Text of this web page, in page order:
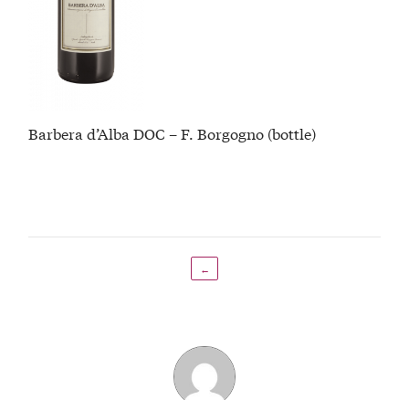
Barbera d’Alba DOC – F. Borgogno (bottle)
←